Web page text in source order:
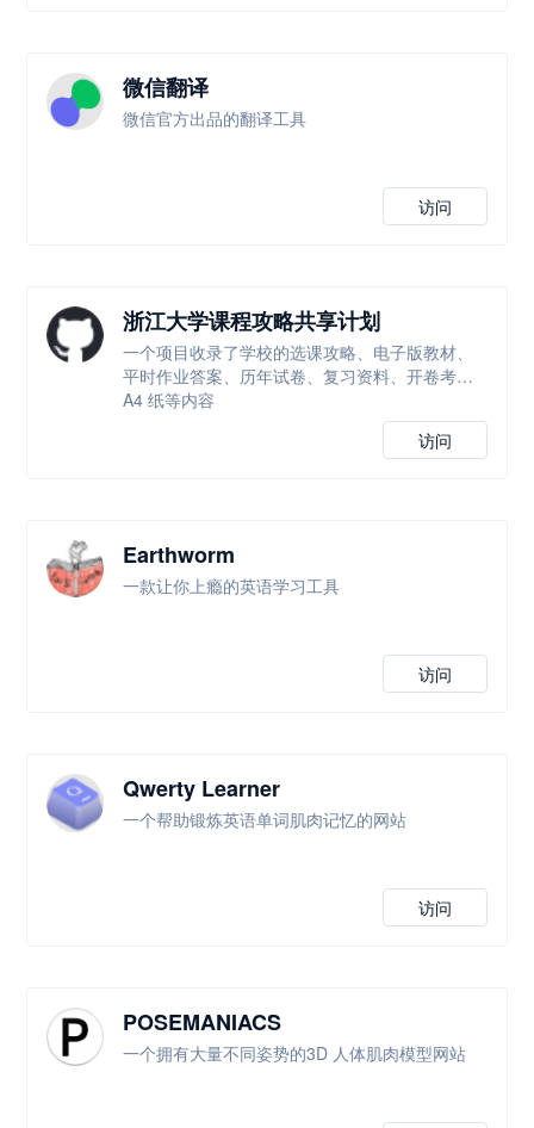
微信翻译
微信官方出品的翻译工具
访问
浙江大学课程攻略共享计划
一个项目收录了学校的选课攻略、电子版教材、
平时作业答案、历年试卷、复习资料、开卷考试
A4 纸等内容
访问
Earthworm
一款让你上瘾的英语学习工具
访问
Qwerty Learner
一个帮助锻炼英语单词肌肉记忆的网站
访问
POSEMANIACS
一个拥有大量不同姿势的3D 人体肌肉模型网站